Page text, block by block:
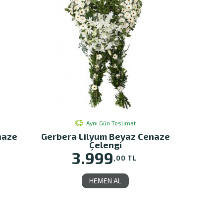
Aynı Gün Teslimat
Gerbera Lilyum Beyaz Cenaze
Çelengi
3.999,00 TL
HEMEN AL